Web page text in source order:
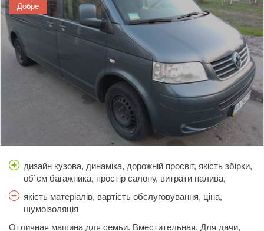
Добре
дизайн кузова, динаміка, дорожній просвіт, якість збірки,
об`єм багажника, простір салону, витрати палива,
якість матеріалів, вартість обслуговування, ціна,
шумоізоляція
Отличная машина для семьи. Вместительная. Для дачи,